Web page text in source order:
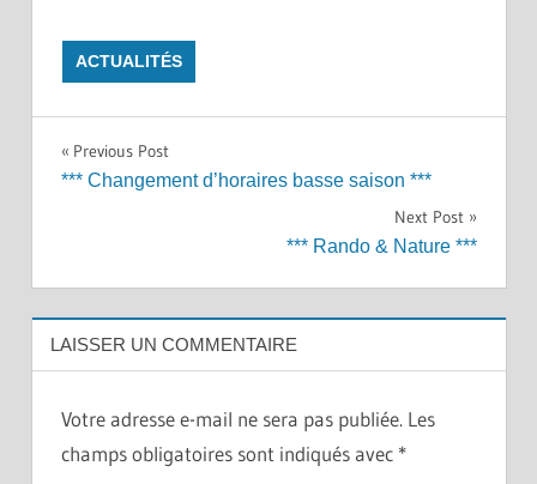
ACTUALITÉS
Navigation
Previous Post
*** Changement d’horaires basse saison ***
Next Post
*** Rando & Nature ***
LAISSER UN COMMENTAIRE
Votre adresse e-mail ne sera pas publiée. Les
champs obligatoires sont indiqués avec *